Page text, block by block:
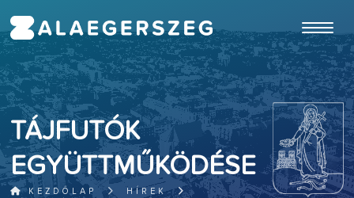
TÁJFUTÓK
EGYÜTTMŰKÖDÉSE
KEZDŐLAP
HÍREK